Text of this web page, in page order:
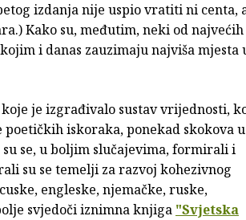
izdanja nije uspio vratiti ni centa,
Kako su, međutim, neki od najvećih
i danas zauzimaju najviša mjesta
je izgrađivalo sustav vrijednosti,
iskoraka, ponekad skokova u
se, u boljim slučajevima, formirali i
su se temelji za razvoj kohezivnog
engleske, njemačke, ruske,
svjedoči iznimna knjiga "Svjetska